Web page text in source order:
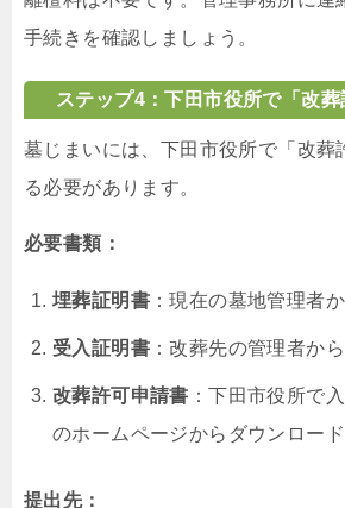
手続きを確認しましょう。
ステップ4：下田市役所で「改
墓じまいには、下田市役所で「改葬
る必要があります。
必要書類：
埋葬証明書 ：現在の墓地管理者
受入証明書 ：改葬先の管理者か
改葬許可申請書 ：下田市役所で
のホームページからダウンロード
提出先：